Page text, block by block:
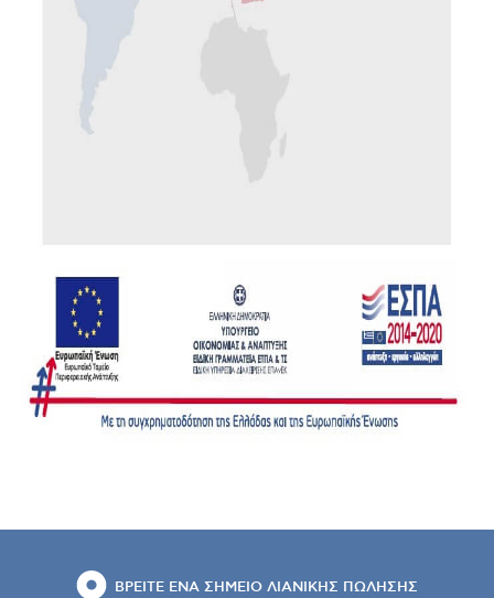
ΒΡΕΙΤΕ ΕΝΑ ΣΗΜΕΙΟ ΛΙΑΝΙΚΗΣ ΠΩΛΗΣΗΣ